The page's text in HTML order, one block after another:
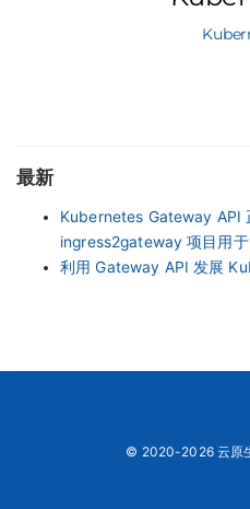
最新
Kubernetes Gateway API
ingress2gateway 项目用
利用 Gateway API 发展
© 2020-2026 云原